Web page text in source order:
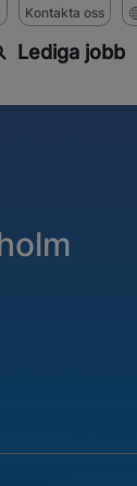
Kontakta oss
Lediga jobb